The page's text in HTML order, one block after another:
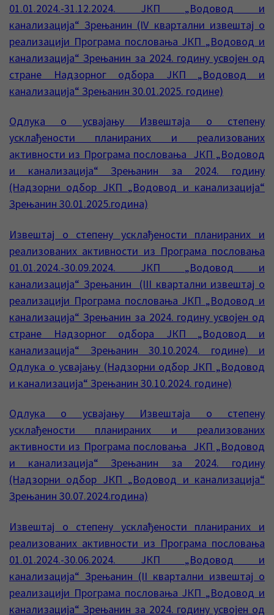
01.01.2024.-31.12.2024. ЈКП „Водовод и
канализација“ Зрењанин (IV квартални извештај о
реализацији Програма пословања ЈКП „Водовод и
канализација“ Зрењанин за 2024. годину усвојен од
стране Надзорног одбора ЈКП „Водовод и
канализација“ Зрењанин 30.01.2025. године)
Одлука о усвајању Извештаја о степену
усклађености планираних и реализованих
активности из Програма пословања ЈКП „Водовод
и канализација“ Зрењанин за 2024. годину
(Надзорни одбор ЈКП „Водовод и канализација“
Зрењанин 30.01.2025.година)
Извештај о степену усклађености планираних и
реализованих активности из Програма пословања
01.01.2024.-30.09.2024. ЈКП „Водовод и
канализација“ Зрењанин (III квартални извештај о
реализацији Програма пословања ЈКП „Водовод и
канализација“ Зрењанин за 2024. годину усвојен од
стране Надзорног одбора ЈКП „Водовод и
канализација“ Зрењанин 30.10.2024. године) и
Одлука о усвајању (Надзорни одбор ЈКП „Водовод
и канализација“ Зрењанин 30.10.2024. године)
Одлука о усвајању Извештаја о степену
усклађености планираних и реализованих
активности из Програма пословања ЈКП „Водовод
и канализација“ Зрењанин за 2024. годину
(Надзорни одбор ЈКП „Водовод и канализација“
Зрењанин 30.07.2024.година)
Извештај о степену усклађености планираних и
реализованих активности из Програма пословања
01.01.2024.-30.06.2024. ЈКП „Водовод и
канализација“ Зрењанин (II квартални извештај о
реализацији Програма пословања ЈКП „Водовод и
канализација“ Зрењанин за 2024. годину усвојен од